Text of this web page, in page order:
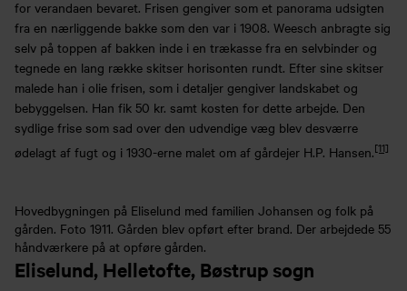
for verandaen bevaret. Frisen gengiver som et panorama udsigten
fra en nærliggende bakke som den var i 1908. Weesch anbragte sig
selv på toppen af bakken inde i en trækasse fra en selvbinder og
tegnede en lang række skitser horisonten rundt. Efter sine skitser
malede han i olie frisen, som i detaljer gengiver landskabet og
bebyggelsen. Han fik 50 kr. samt kosten for dette arbejde. Den
sydlige frise som sad over den udvendige væg blev desværre
ødelagt af fugt og i 1930-erne malet om af gårdejer H.P. Hansen.[11]
Hovedbygningen på Eliselund med familien Johansen og folk på
gården. Foto 1911. Gården blev opført efter brand. Der arbejdede 55
håndværkere på at opføre gården.
Eliselund, Helletofte, Bøstrup sogn